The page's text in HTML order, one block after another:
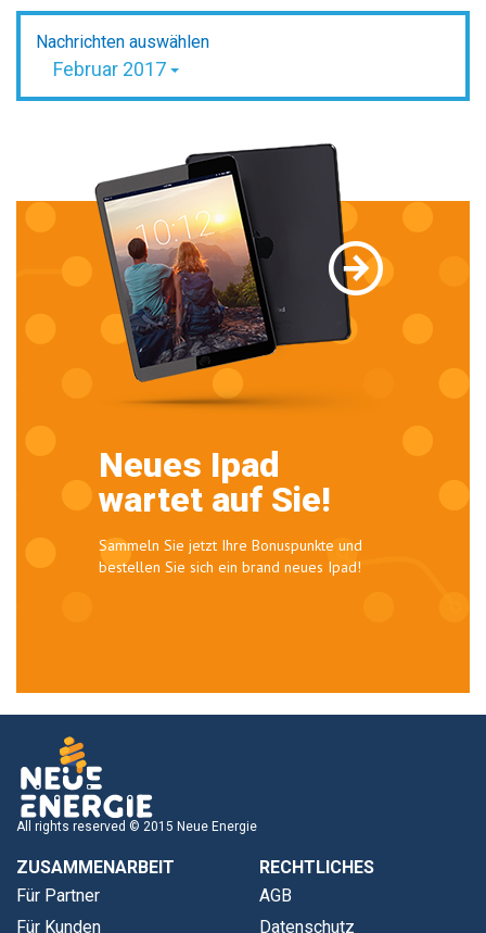
Nachrichten auswählen
Februar 2017
Neues Ipad
wartet auf Sie!
Sammeln Sie jetzt Ihre Bonuspunkte und
bestellen Sie sich ein brand neues Ipad!
All rights reserved © 2015 Neue Energie
ZUSAMMENARBEIT
Für Partner
Für Kunden
RECHTLICHES
AGB
Datenschutz